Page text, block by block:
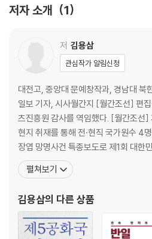
참고문헌
저자 소개 1
저 김용삼
관심작가 알림신청
대전고, 중앙대 문예창작과, 경남대 북
일보 기자, 시사월간지 [월간조선] 편
츠진흥원 감사를 역임했다. [월간조선
현지 취재를 통해 전·현직 국가원수 4
장엽 망명사건 특종보도로 제1회 대한
양사상 보급에 공헌한 공로로 장보고대
만과 기업가 시대』로 전경련 시장경제
재는 펜앤드마이크 대기자, 이승만학당
펼쳐보기
김용삼의 다른 상품